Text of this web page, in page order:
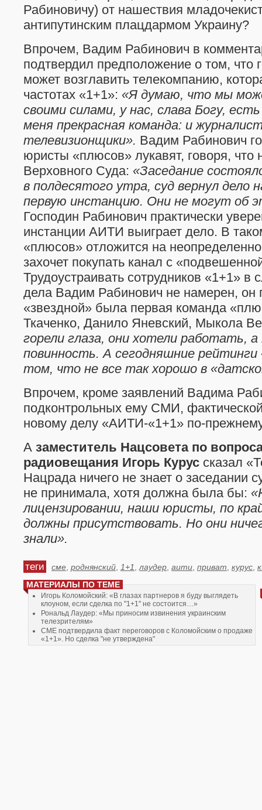
Рабиновичу) от нашествия
антипутинским плацдармом Украину?
Впрочем, Вадим Рабинович в
подтвердил предположение о том, что
может возглавить телекомпанию,
частотах «1+1»: «Я думаю, что мы
своими силами, у нас, слава Богу,
меня прекрасная команда: и
телевизионщики». Вадим Рабинович
юристы «плюсов» лукавят, говоря, что
Верховного Суда: «Заседание
в полдесятого утра, суд вернул дело
первую инстанцию. Они не могут об
Господин Рабинович практически
инстанции АИТИ выиграет дело. В
«плюсов» отложится на
захочет покупать канал с
Трудоустраивать сотрудников «1+1» в
дела Вадим Рабинович не намерен, он
«звездной» была первая команда
Ткаченко, Данило Яневский, Мыкола
горели глаза, они хотели работать,
повинность. А сегодняшние
том, что не все так хорошо в
Впрочем, кроме заявлений Вадима
подконтрольных ему СМИ,
новому делу «АИТИ-«1+1» по-
А заместитель Нацсовета по
радиовещания Игорь Курус сказал
Нацрада ничего не знает о заседании
не принимала, хотя должна была бы:
лицензировании, наши юристы, по
должны присутствовать. Но они
знали».
теги сме роднянский 1+1 лаудер аити приват курус
МАТЕРИАЛЫ ПО ТЕМЕ
Игорь Коломойский: «В глазах партнеров я буду выглядеть
клоуном, если сделка по "1+1" не состоится…»
Рональд Лаудер: «Мы приносим извинения украинским
телезрителям»
СМЕ подтвердила факт переговоров с Коломойским о продаже
«1+1». Но сделка "не утверждена"